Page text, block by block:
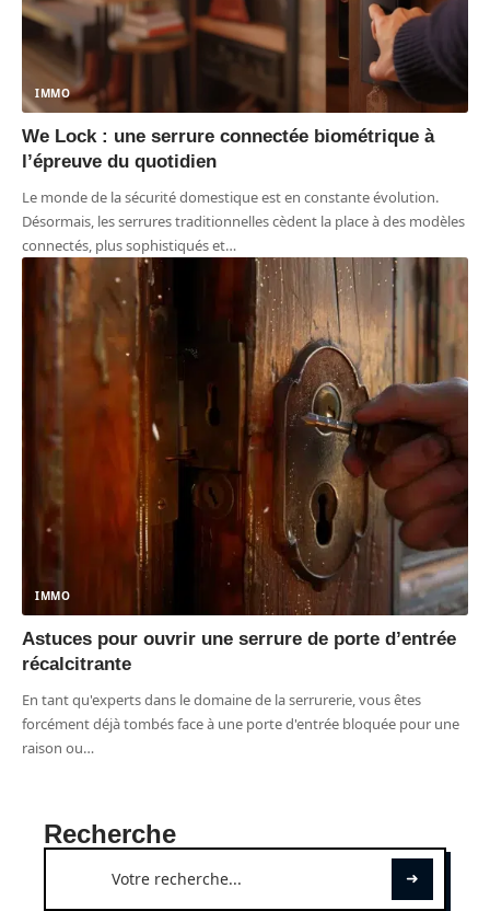
IMMO
We Lock : une serrure connectée biométrique à
l’épreuve du quotidien
Le monde de la sécurité domestique est en constante évolution.
Désormais, les serrures traditionnelles cèdent la place à des modèles
connectés, plus sophistiqués et…
IMMO
Astuces pour ouvrir une serrure de porte d’entrée
récalcitrante
En tant qu'experts dans le domaine de la serrurerie, vous êtes
forcément déjà tombés face à une porte d'entrée bloquée pour une
raison ou…
Recherche